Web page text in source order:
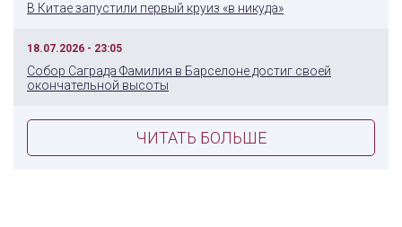
В Китае запустили первый круиз «в никуда»
18.07.2026 - 23:05
Собор Саграда Фамилия в Барселоне достиг своей
окончательной высоты
ЧИТАТЬ БОЛЬШЕ